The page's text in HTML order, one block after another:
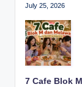
July 25, 2026
7 Cafe Blok